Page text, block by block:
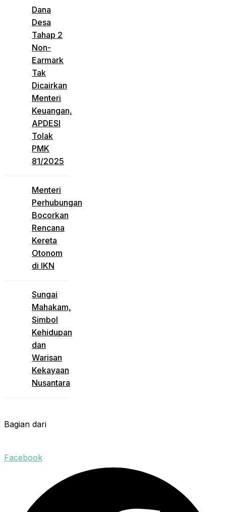
Dana
Desa
Tahap 2
Non-
Earmark
Tak
Dicairkan
Menteri
Keuangan,
APDESI
Tolak
PMK
81/2025
Menteri
Perhubungan
Bocorkan
Rencana
Kereta
Otonom
di IKN
Sungai
Mahakam,
Simbol
Kehidupan
dan
Warisan
Kekayaan
Nusantara
Bagian dari
Facebook